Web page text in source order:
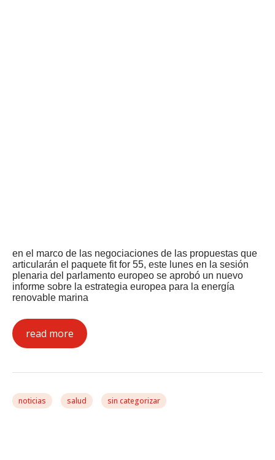
en el marco de las negociaciones de las propuestas que
articularán el paquete fit for 55, este lunes en la sesión
plenaria del parlamento europeo se aprobó un nuevo
informe sobre la estrategia europea para la energía
renovable marina
read more
noticias salud sin categorizar